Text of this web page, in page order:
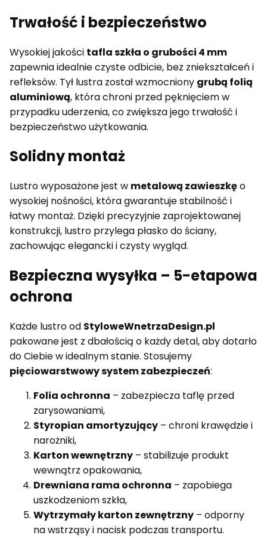
Trwałość i bezpieczeństwo
Wysokiej jakości tafla szkła o grubości 4 mm
zapewnia idealnie czyste odbicie, bez zniekształceń i
refleksów. Tył lustra został wzmocniony grubą folią
aluminiową, która chroni przed pęknięciem w
przypadku uderzenia, co zwiększa jego trwałość i
bezpieczeństwo użytkowania.
Solidny montaż
Lustro wyposażone jest w metalową zawieszkęo
wysokiej nośności, która gwarantuje stabilność i
łatwy montaż. Dzięki precyzyjnie zaprojektowanej
konstrukcji, lustro przylega płasko do ściany,
zachowując elegancki i czysty wygląd.
Bezpieczna wysyłka – 5-etapowa
ochrona
Każde lustro od StyloweWnetrzaDesign.pl
pakowane jest z dbałością o każdy detal, aby dotarło
do Ciebie w idealnym stanie. Stosujemy
pięciowarstwowy system zabezpieczeń:
Folia ochronna – zabezpiecza taflę przed
zarysowaniami,
Styropian amortyzujący – chroni krawędzie i
narożniki,
Karton wewnętrzny – stabilizuje produkt
wewnątrz opakowania,
Drewniana rama ochronna – zapobiega
uszkodzeniom szkła,
Wytrzymały karton zewnętrzny – odporny
na wstrząsy i nacisk podczas transportu.